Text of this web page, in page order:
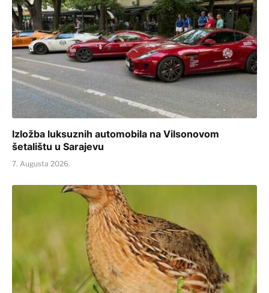
Izložba luksuznih automobila na Vilsonovom
šetalištu u Sarajevu
7. Augusta 2026.